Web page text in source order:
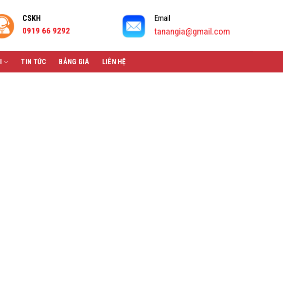
CSKH
0919 66 9292
Email
tanangia@gmail.com
TIN TỨC BẢNG GIÁ LIÊN HỆ